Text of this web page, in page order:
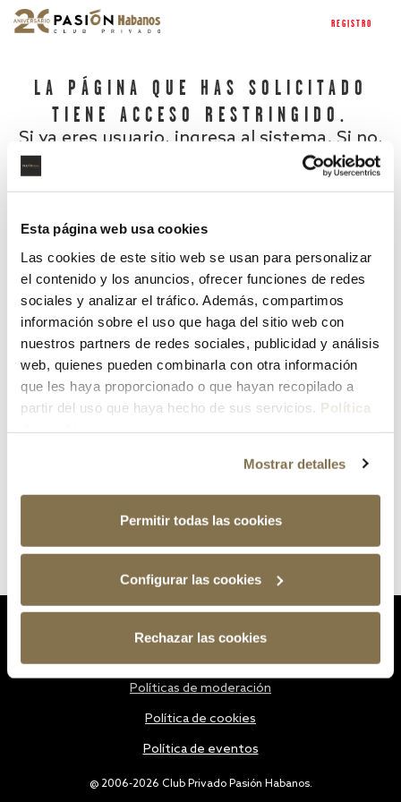
Esta página web usa cookies
Las cookies de este sitio web se usan para personalizar
el contenido y los anuncios, ofrecer funciones de redes
sociales y analizar el tráfico. Además, compartimos
información sobre el uso que haga del sitio web con
nuestros partners de redes sociales, publicidad y análisis
web, quienes pueden combinarla con otra información
que les haya proporcionado o que hayan recopilado a
partir del uso que haya hecho de sus servicios. Política
Mostrar detalles
Permitir todas las cookies
Configurar las cookies
Rechazar las cookies
REGISTRO
LA PÁGINA QUE HAS SOLICITADO
TIENE ACCESO RESTRINGIDO.
Si ya eres usuario, ingresa al sistema. Si no,
¿Has olvidado tu contraseña?
@ 2006-2026 Club Privado Pasión Habanos.
Políticas de moderación
Política de cookies
Política de eventos